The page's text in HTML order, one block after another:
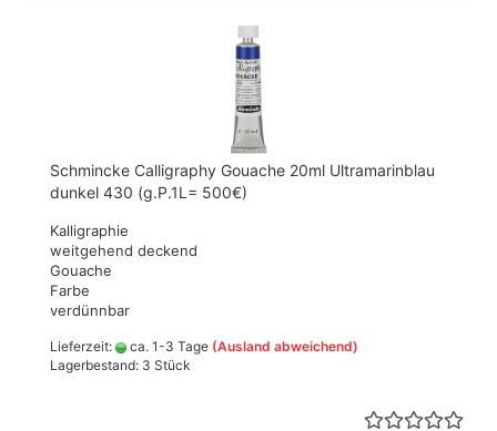
Schmincke Calligraphy Gouache 20ml Ultramarinblau
dunkel 430 (g.P.1L= 500€)
Kalligraphie
weitgehend deckend
Gouache
Farbe
verdünnbar
Lieferzeit: ca. 1-3 Tage (Ausland abweichend)
Lagerbestand: 3 Stück